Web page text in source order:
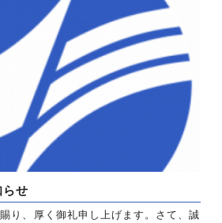
らせ
り、厚く御礼申し上げます。さて、誠